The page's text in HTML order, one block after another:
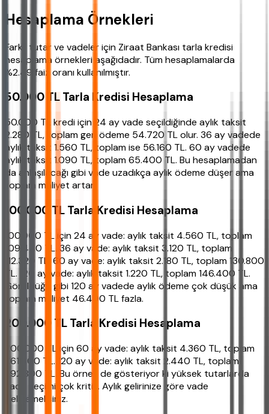
Hesaplama Örnekleri
Farklı tutar ve vadeler için Ziraat Bankası tarla kredisi
hesaplama örnekleri aşağıdadır. Tüm hesaplamalarda
%2.49 faiz oranı kullanılmıştır.
50.000 TL Tarla Kredisi Hesaplama
50.000 TL kredi için 24 ay vade seçildiğinde aylık taksit
2.280 TL, toplam geri ödeme 54.720 TL olur. 36 ay vadede
aylık taksit 1.560 TL, toplam ise 56.160 TL. 60 ay vadede
aylık taksit 1.090 TL, toplam 65.400 TL. Bu hesaplamadan
da anlaşılacağı gibi vade uzadıkça aylık ödeme düşer ama
toplam maliyet artar.
100.000 TL Tarla Kredisi Hesaplama
100.000 TL için 24 ay vade: aylık taksit 4.560 TL, toplam
109.440 TL. 36 ay vade: aylık taksit 3.120 TL, toplam
112.320 TL. 60 ay vade: aylık taksit 2.180 TL, toplam 130.800
TL. 120 ay vade: aylık taksit 1.220 TL, toplam 146.400 TL.
Görüldüğü gibi 120 ay vadede aylık ödeme çok düşük ama
toplam maliyet 46.400 TL fazla.
200.000 TL Tarla Kredisi Hesaplama
200.000 TL için 60 ay vade: aylık taksit 4.360 TL, toplam
261.600 TL. 120 ay vade: aylık taksit 2.440 TL, toplam
292.800 TL. Bu örnek de gösteriyor ki yüksek tutarlarda
vade seçimi çok kritik. Aylık gelirinize göre vade
belirlemelisiniz.